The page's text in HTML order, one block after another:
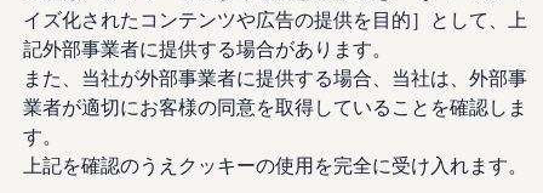
イズ化されたコンテンツや広告の提供を目的］として、上
記外部事業者に提供する場合があります。
また、当社が外部事業者に提供する場合、当社は、外部事
業者が適切にお客様の同意を取得していることを確認しま
す。
上記を確認のうえクッキーの使用を完全に受け入れます。
Polo GTI
Golf Touran
T-Roc
T-Roc R
フォルクスワーゲンマガジン
キャンペーン/イベント
レビュー動画
1-4/4
2011年
届出/通知日 届出番号
11月16日 外-1794